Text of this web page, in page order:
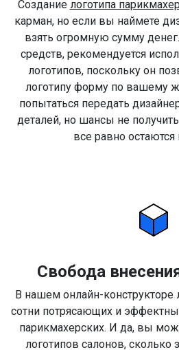
Создание логотипа
карман, но если вы наймете
взять огромную сумму
средств, рекомендуется
логотипов, поскольку он
логотипу форму по вашему
попытаться передать
деталей, но шансы не
все равно
Свобода
В нашем онлайн-конструкторе
сотни потрясающих и
парикмахерских. И да, вы
логотипов салонов, сколько